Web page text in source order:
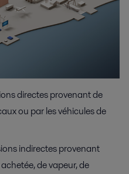
directes provenant de
ou par les véhicules de
indirectes provenant
de vapeur, de